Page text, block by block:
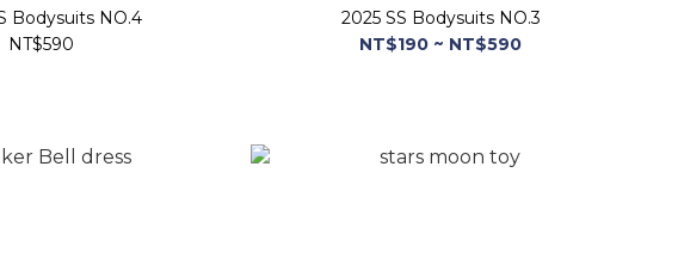
Bodysuits NO.4
NT$590
2025 SS Bodysuits NO.3
NT$190 ~ NT$590